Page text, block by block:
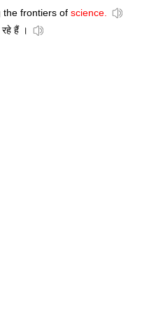
the frontiers of science.
रहे हैं ।